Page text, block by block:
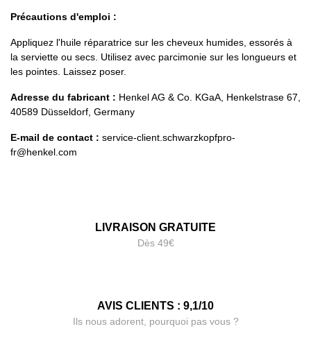
Précautions d'emploi :
Appliquez l'huile réparatrice sur les cheveux humides, essorés à
la serviette ou secs. Utilisez avec parcimonie sur les longueurs et
les pointes. Laissez poser.
Adresse du fabricant : Henkel AG & Co. KGaA, Henkelstrase 67,
40589 Düsseldorf, Germany
E-mail de contact : service-client.schwarzkopfpro-
fr@henkel.com
LIVRAISON GRATUITE
Dès 49€
AVIS CLIENTS : 9,1/10
Ils nous adorent, pourquoi pas vous ?